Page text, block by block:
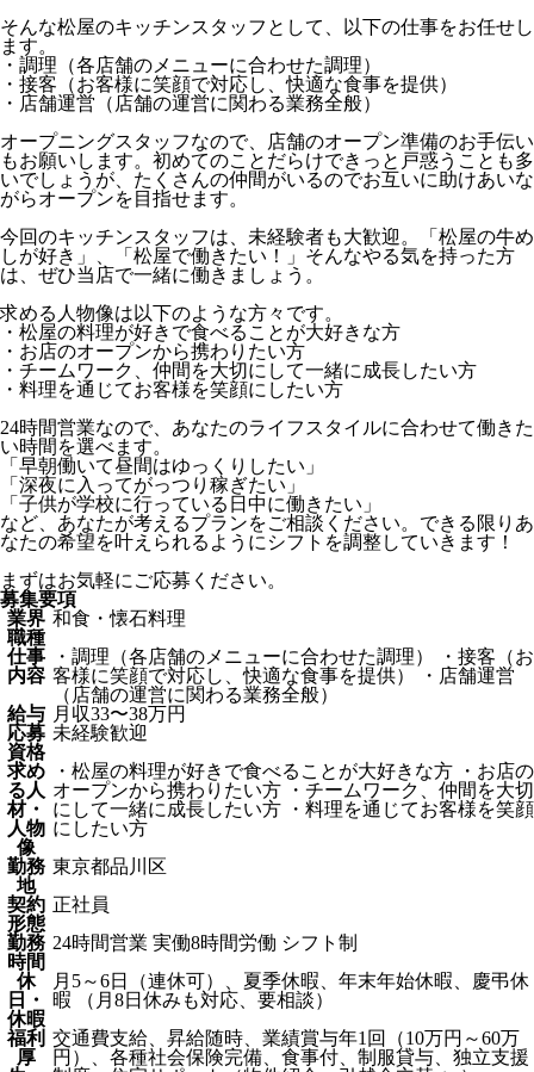
そんな松屋のキッチンスタッフとして、以下の仕事をお任せし
ます。
・調理（各店舗のメニューに合わせた調理）
・接客（お客様に笑顔で対応し、快適な食事を提供）
・店舗運営（店舗の運営に関わる業務全般）
オープニングスタッフなので、店舗のオープン準備のお手伝い
もお願いします。初めてのことだらけできっと戸惑うことも多
いでしょうが、たくさんの仲間がいるのでお互いに助けあいな
がらオープンを目指せます。
今回のキッチンスタッフは、未経験者も大歓迎。「松屋の牛め
しが好き」、「松屋で働きたい！」そんなやる気を持った方
は、ぜひ当店で一緒に働きましょう。
求める人物像は以下のような方々です。
・松屋の料理が好きで食べることが大好きな方
・お店のオープンから携わりたい方
・チームワーク、仲間を大切にして一緒に成長したい方
・料理を通じてお客様を笑顔にしたい方
24時間営業なので、あなたのライフスタイルに合わせて働きた
い時間を選べます。
「早朝働いて昼間はゆっくりしたい」
「深夜に入ってがっつり稼ぎたい」
「子供が学校に行っている日中に働きたい」
など、あなたが考えるプランをご相談ください。できる限りあ
なたの希望を叶えられるようにシフトを調整していきます！
まずはお気軽にご応募ください。
募集要項
業界 和食・懐石料理
職種
仕事
内容
・調理（各店舗のメニューに合わせた調理） ・接客（お
客様に笑顔で対応し、快適な食事を提供） ・店舗運営
（店舗の運営に関わる業務全般）
給与 月収33〜38万円
応募
資格
未経験歓迎
求め
る人
材・
人物
像
・松屋の料理が好きで食べることが大好きな方 ・お店の
オープンから携わりたい方 ・チームワーク、仲間を大切
にして一緒に成長したい方 ・料理を通じてお客様を笑顔
にしたい方
勤務
地
東京都品川区
契約
形態
正社員
勤務
時間
24時間営業 実働8時間労働 シフト制
休
日・
休暇
月5～6日（連休可）、夏季休暇、年末年始休暇、慶弔休
暇 （月8日休みも対応、要相談）
福利
厚
交通費支給、昇給随時、業績賞与年1回（10万円～60万
円）、各種社会保険完備、食事付、制服貸与、独立支援